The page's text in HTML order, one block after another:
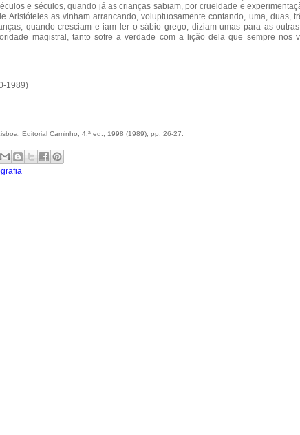
e séculos, quando já as crianças sabiam, por crueldade e
Aristóteles as vinham arrancando, voluptuosamente contando, uma, duas,
quando cresciam e iam ler o sábio grego, diziam umas para as
magistral, tanto sofre a verdade com a lição dela que sempre nos
1989)
Editorial Caminho, 4.ª ed., 1998 (1989), pp. 26-27.